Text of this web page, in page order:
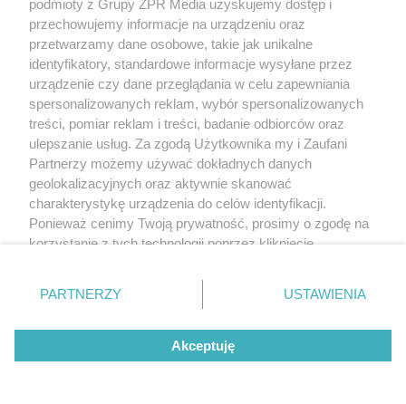
podmioty z Grupy ZPR Media uzyskujemy dostęp i
przechowujemy informacje na urządzeniu oraz
przetwarzamy dane osobowe, takie jak unikalne
identyfikatory, standardowe informacje wysyłane przez
urządzenie czy dane przeglądania w celu zapewniania
spersonalizowanych reklam, wybór spersonalizowanych
treści, pomiar reklam i treści, badanie odbiorców oraz
ulepszanie usług. Za zgodą Użytkownika my i Zaufani
Partnerzy możemy używać dokładnych danych
geolokalizacyjnych oraz aktywnie skanować
charakterystykę urządzenia do celów identyfikacji.
Ponieważ cenimy Twoją prywatność, prosimy o zgodę na
korzystanie z tych technologii poprzez kliknięcie
zmienić/wycofać klikając przycisk ustawień prywatności
znajdujący się w lewym dolnym rogu strony
rodzaje przetwarzania danych nie wymagają zgody
użytkownika, ale masz prawo sprzeciwić się takiemu
przetwarzaniu. Preferencje będą miały zastosowanie tylko
PARTNERZY USTAWIENIA
Akceptuję